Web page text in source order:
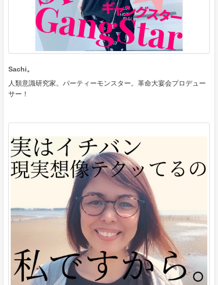
Sachi。
人類意識研究家。パーティーモンスター。革命大宴会プロデュー
サー！